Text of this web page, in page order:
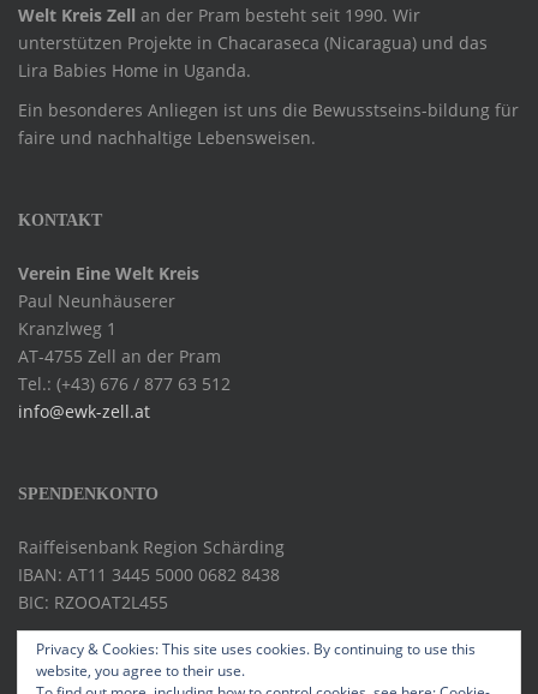
Welt Kreis Zell an der Pram besteht seit 1990. Wir
unterstützen Projekte in Chacaraseca (Nicaragua) und das
Lira Babies Home in Uganda.
Ein besonderes Anliegen ist uns die Bewusstseins-bildung für
faire und nachhaltige Lebensweisen.
KONTAKT
Verein Eine Welt Kreis
Paul Neunhäuserer
Kranzlweg 1
AT-4755 Zell an der Pram
Tel.: (+43) 676 / 877 63 512
info@ewk-zell.at
SPENDENKONTO
Raiffeisenbank Region Schärding
IBAN: AT11 3445 5000 0682 8438
BIC: RZOOAT2L455
Privacy & Cookies: This site uses cookies. By continuing to use this
website, you agree to their use.